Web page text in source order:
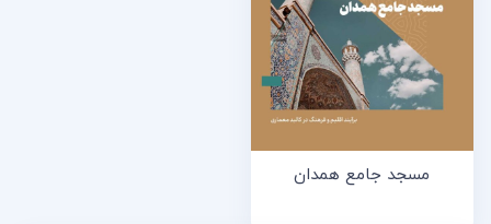
مسجد جامع همدان